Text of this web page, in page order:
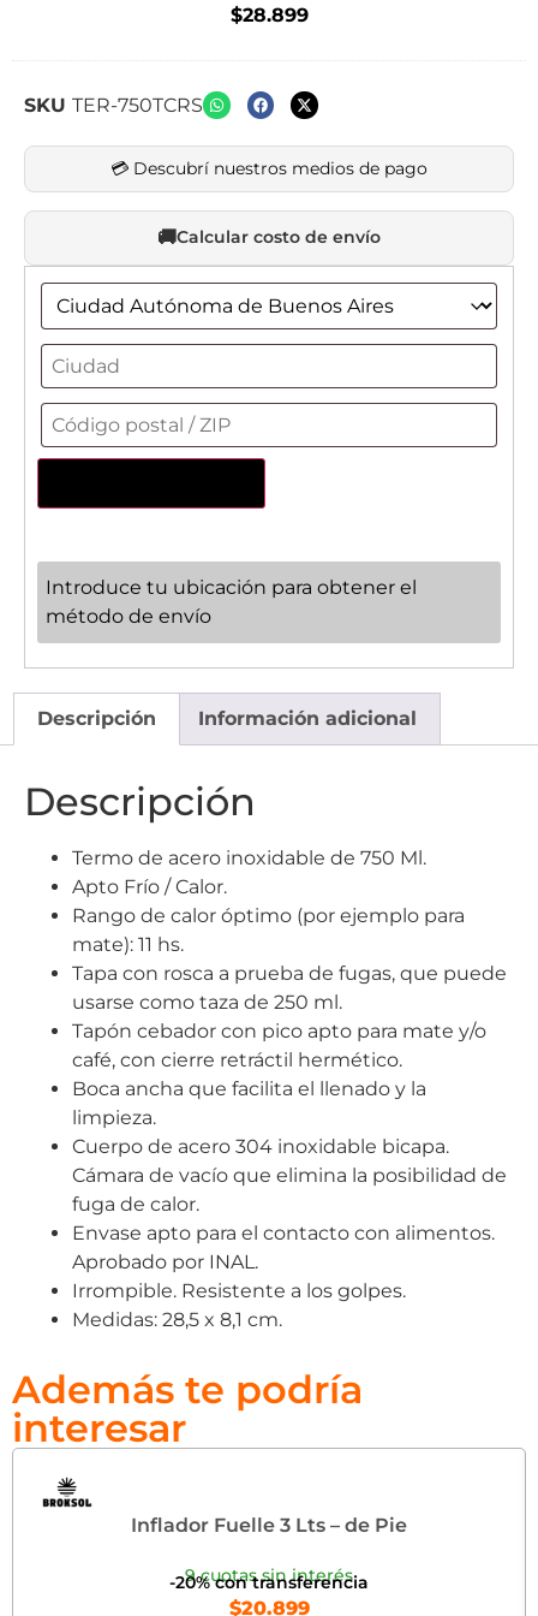
$28.899
SKU TER-750TCRS
💳 Descubrí nuestros medios de pago
Calcular costo de envío
Introduce tu ubicación para obtener el
método de envío
Descripción Información adicional
Descripción
Termo de acero inoxidable de 750 Ml.
Apto Frío / Calor.
Rango de calor óptimo (por ejemplo para
mate): 11 hs.
Tapa con rosca a prueba de fugas, que puede
usarse como taza de 250 ml.
Tapón cebador con pico apto para mate y/o
café, con cierre retráctil hermético.
Boca ancha que facilita el llenado y la
limpieza.
Cuerpo de acero 304 inoxidable bicapa.
Cámara de vacío que elimina la posibilidad de
fuga de calor.
Envase apto para el contacto con alimentos.
Aprobado por INAL.
Irrompible. Resistente a los golpes.
Medidas: 28,5 x 8,1 cm.
Además te podría
interesar
Inflador Fuelle 3 Lts – de Pie
9 cuotas sin interés
-20% con transferencia
$20.899